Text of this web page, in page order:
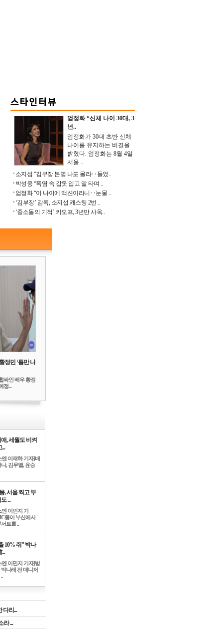
엄정화 “신체 나이 30대, 3
년..
엄정화가 30대 초반 신체
나이를 유지하는 비결을
밝혔다. 엄정화는 8월 4일
서울 ..
소지섭 “김부장 본명 나도 몰라‥들었..
박성웅 “폭염 속 갑옷 입고 말 타며 ..
엄정화 “이 나이에 액션이라니‥눈물 ..
‘김부장’ 감독, 소지섭 캐스팅 2번 ..
‘중소돌의 기적’ 키오프, 3년만 사옥..
정민 ‘틈만 나
싸인 배우 황정
정...
, 세월도 비켜
엔 이재하 기자]배
나, 김무열, 윤승
, 서울 찍고 부
...
엔 이민지 기
몽이 부산에서
서트를 ..
10% 줘” 박나
엔 이민지 기자]방
박나래 전 매니저
다리...
라 ...